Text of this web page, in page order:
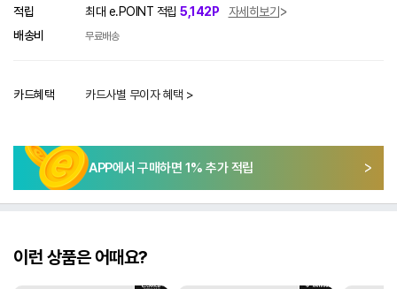
적립 최대 e.POINT 적립 5,142P
자세히보기
배송비
무료배송
카드혜택 카드사별 무이자 혜택 >
APP에서 구매하면 1% 추가 적립
이런 상품은 어때요?